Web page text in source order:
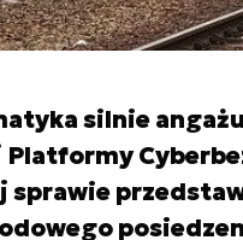
silnie
Platformy
sprawie